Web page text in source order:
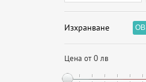
Изхранване OB
Цена от 0 лв